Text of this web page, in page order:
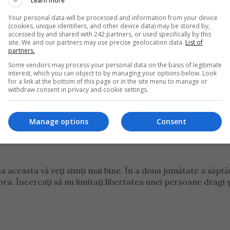
organismul și vă pot afecta negativ sistemul digestiv.
de griji și probleme, deoarece aveți obsesia să puneți
până la venirea noului an. Veți reuși dar numai
obiceiuri sănătoase legate de un stil de viață sănătos,
din jurul vostru va avea, în mod magic, un efect pozitiv
aceasta vă veți simți mai bine. În a doua jumătate a
Încercați să nu limitați libertatea unei persoane dragi
Your personal data will be processed and information from your device
(cookies, unique identifiers, and other device data) may be stored by,
accessed by and shared with 242 partners, or used specifically by this
site. We and our partners may use precise geolocation data. List of
partners.
Some vendors may process your personal data on the basis of legitimate
interest, which you can object to by managing your options below. Look
for a link at the bottom of this page or in the site menu to manage or
withdraw consent in privacy and cookie settings.
Consent
Manage options